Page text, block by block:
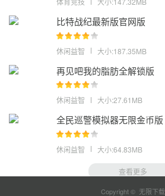
比特战纪最新版官网版
休闲益智 大小:187.35MB
再见吧我的脂肪全解锁版
休闲益智 大小:27.61MB
全民巡警模拟器无限金币版
休闲益智 大小:64.83MB
查看更多
Copyright © 无限下载